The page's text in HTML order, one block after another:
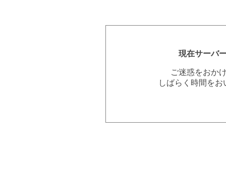
現在サーバ
ご迷惑をおか
しばらく時間を